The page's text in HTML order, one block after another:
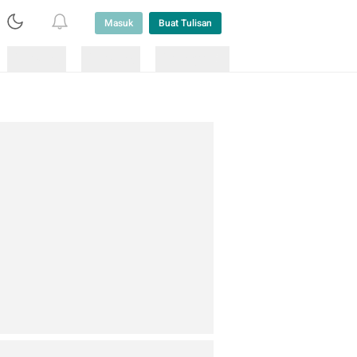
Masuk Buat Tulisan